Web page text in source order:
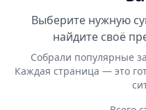
Выберите нужную
найдите своё
Собрали популярные
Каждая страница — это